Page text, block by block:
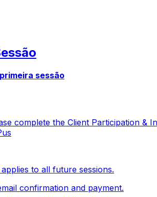
sessão
complete the Client Participation &
to all future sessions.
confirmation and payment.